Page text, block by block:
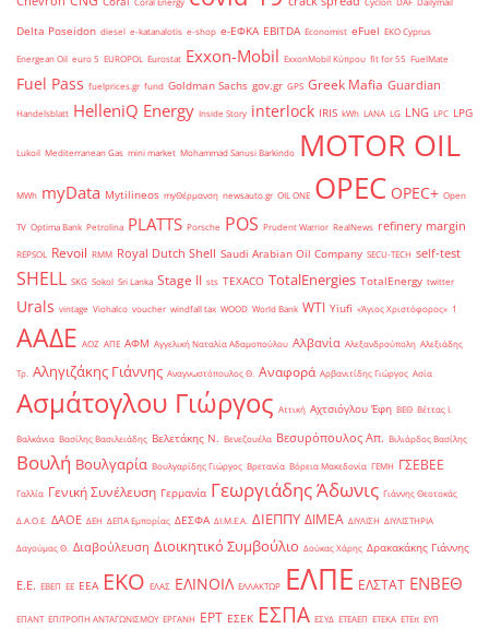
Delta Poseidon diesel e-katanalotis e-shop e-ΕΦΚΑ EBITDA Economist eFuel EKO Cyprus
Energean Oil euro 5 EUROPOL Eurostat Exxon-Mobil ExxonMobil Κύπρου fit for 55 FuelMate
Fuel Pass fuelprices.gr fund Goldman Sachs gov.gr GPS Greek Mafia Guardian
Handelsblatt HelleniQ Energy Inside Story interlock IRIS kWh LANA LG LNG LPC LPG
Lukoil Mediterranean Gas mini market Mohammad Sanusi Barkindo MOTOR OIL
MWh myData Mytilineos myΘέρμανση newsauto.gr OIL ONE OPEC OPEC+ Open
TV Optima Bank Petrolina PLATTS Porsche POS Prudent Warrior RealNews refinery margin
REPSOL Revoil RMM Royal Dutch Shell Saudi Arabian Oil Company SECU-TECH self-test
SHELL SKG Sokol Sri Lanka Stage II sts TEXACO TotalEnergies TotalEnergy twitter
Urals vintage Viohalco voucher windfall tax WOOD World Bank WTI Yiufi «Άγιος Χριστόφορος» ΄1
ΑΑΔΕ ΑΟΖ ΑΠΕ ΑΦΜ Αγγελική Ναταλία Αδαμοπούλου Αλβανία Αλεξανδρούπολη Αλεξιάδης
Τρ. Αληγιζάκης Γιάννης Αναγνωστόπουλος Θ. Αναφορά Αρβανιτίδης Γιώργος Ασία
Ασμάτογλου Γιώργος Αττική Αχτσιόγλου Έφη ΒΕΘ Βέττας Ι.
Βαλκάνια Βασίλης Βασιλειάδης Βελετάκης Ν. Βενεζουέλα Βεσυρόπουλος Απ. Βιλιάρδος Βασίλης
Βουλή Βουλγαρία Βουλγαρίδης Γιώργος Βρετανία Βόρεια Μακεδονία ΓΕΜΗ ΓΣΕΒΕΕ
Γαλλία Γενική Συνέλευση Γερμανία Γεωργιάδης Άδωνις Γιάννης Θεοτοκάς
Δ.Α.Ο.Ε. ΔΑΟΕ ΔΕΗ ΔΕΠΑ Εμπορίας ΔΕΣΦΑ ΔΙ.Μ.Ε.Α. ΔΙΕΠΠΥ ΔΙΜΕΑ ΔΙΥΛΙΣΗ ΔΙΥΛΙΣΤΗΡΙΑ
Δαγούμας Θ. Διαβούλευση Διοικητικό Συμβούλιο Δούκας Χάρης Δρακακάκης Γιάννης
Ε.Ε. ΕΒΕΠ ΕΕ ΕΕΑ ΕΚΟ ΕΛΑΣ ΕΛΙΝΟΙΛ ΕΛΛΑΚΤΩΡ ΕΛΠΕ ΕΛΣΤΑΤ ΕΝΒΕΘ
ΕΠΑΝΤ ΕΠΙΤΡΟΠΗ ΑΝΤΑΓΩΝΙΣΜΟΥ ΕΡΓΑΝΗ ΕΡΤ ΕΣΕΚ ΕΣΠΑ ΕΣΥΔ ΕΤΕΑΕΠ ΕΤΕΚΑ ΕΤΕπ ΕΥΠ